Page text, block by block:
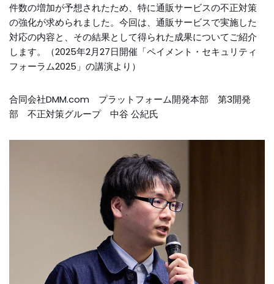
件数の増加が予想されたため、特に通販サービスの不正対策
の強化が求められました。今回は、通販サービスで実施した
対応の内容と、その結果として得られた成果についてご紹介
します。
（2025年2月27日開催「ペイメント・セキュリティ
フォーラム2025」の講演より）
合同会社DMM.com プラットフォーム開発本部 第3開発
部 不正対策グループ 中谷 公紀氏